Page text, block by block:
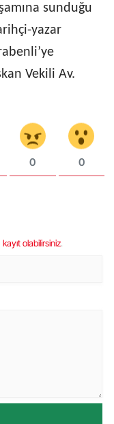
sunduğu
yazar
Vekili Av.
0 0
kayıt olabilirsiniz.